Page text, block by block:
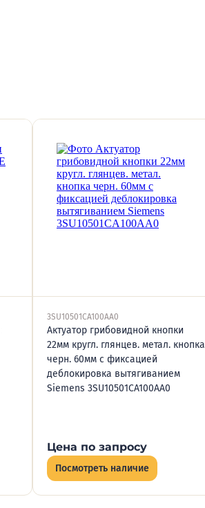
3SU10501CA100AA0
Актуатор грибовидной кнопки
22мм кругл. глянцев. метал. кнопка
черн. 60мм с фиксацией
деблокировка вытягиванием
Siemens 3SU10501CA100AA0
Цена по запросу
Посмотреть наличие